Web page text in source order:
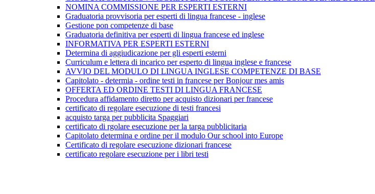
NOMINA COMMISSIONE PER ESPERTI ESTERNI
Graduatoria provvisoria per esperti di lingua francese - inglese
Gestione pon competenze di base
Graduatoria definitiva per esperti di lingua francese ed inglese
INFORMATIVA PER ESPERTI ESTERNI
Determina di aggiudicazione per gli esperti esterni
Curriculum e lettera di incarico per esperto di lingua inglese e francese
AVVIO DEL MODULO DI LINGUA INGLESE COMPETENZE DI BASE
Capitolato - determia - ordine testi in francese per Bonjour mes amis
OFFERTA ED ORDINE TESTI DI LINGUA FRANCESE
Procedura affidamento diretto per acquisto dizionari per francese
certificato di regolare esecuzione di testi francesi
acquisto targa per pubblicita Spaggiari
certificato di rgolare esecuzione per la targa pubblicitaria
Capitolato determina e ordine per il modulo Our school into Europe
Certificato di regolare esecuzione dizionari francese
certificato regolare esecuzione per i libri testi